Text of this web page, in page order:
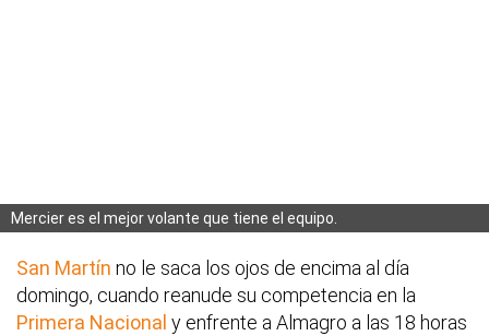
Mercier es el mejor volante que tiene el equipo.
San Martín no le saca los ojos de encima al día
domingo, cuando reanude su competencia en la
Primera Nacional y enfrente a Almagro a las 18 horas